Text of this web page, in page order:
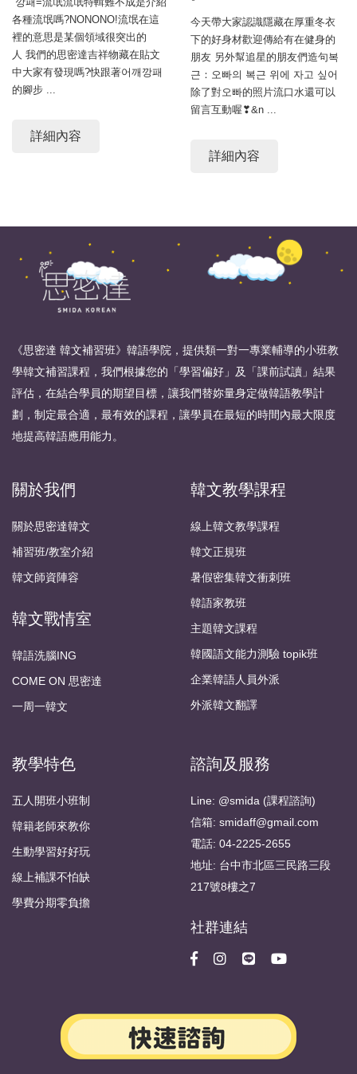
各種流氓嗎?NONONO!流氓在這
裡的意思是某個領域很突出的
人 我們的思密達吉祥物藏在貼文
中大家有發現嗎?快跟著어깨깡패
的腳步 ...
詳細內容
今天帶大家認識隱藏在厚重冬衣
下的好身材歡迎傳給有在健身的
朋友 另外幫追星的朋友們造句복
근：오빠의 복근 위에 자고 싶어
除了對오빠的照片流口水還可以
留言互動喔❣&n ...
詳細內容
《思密達 韓文補習班》韓語學院，提供類一對一專業輔導的小班教
學韓文補習課程，我們根據您的「學習偏好」及「課前試讀」結果
評估，在結合學員的期望目標，讓我們替妳量身定做韓語教學計
劃，制定最合適，最有效的課程，讓學員在最短的時間內最大限度
地提高韓語應用能力。
關於我們
關於思密達韓文
補習班/教室介紹
韓文師資陣容
韓文戰情室
韓語洗腦ING
COME ON 思密達
一周一韓文
韓文教學課程
線上韓文教學課程
韓文正規班
暑假密集韓文衝刺班
韓語家教班
主題韓文課程
韓國語文能力測驗 topik班
企業韓語人員外派
外派韓文翻譯
教學特色
五人開班小班制
韓籍老師來教你
生動學習好好玩
線上補課不怕缺
學費分期零負擔
諮詢及服務
Line: @smida (課程諮詢)
信箱: smidaff@gmail.com
電話: 04-2225-2655
地址: 台中市北區三民路三段
217號8樓之7
社群連結